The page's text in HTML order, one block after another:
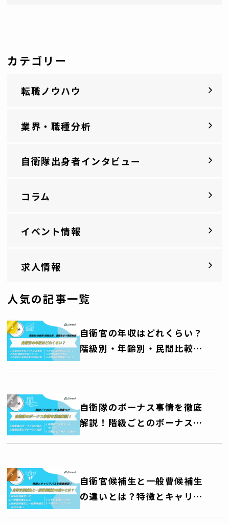
カテゴリー
転職ノウハウ
業界・職種分析
自衛隊出身者インタビュー
コラム
イベント情報
求人情報
人気の記事一覧
自衛官の年収はどれくらい？
階級別・年齢別・民間比較、
退職金まで徹底解説
自衛隊のボーナス事情を徹底
解説！階級ごとのボーナス額
一覧表つき
自衛官候補生と一般曹候補生
の違いとは？特徴とキャリア
パスを徹底解説！